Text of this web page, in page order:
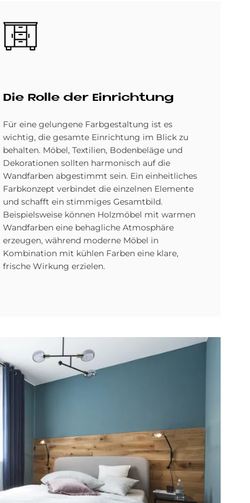
Bild
Die Rol­le der Ein­rich­tung
Für eine gelungene Farbgestaltung ist es
wichtig, die gesamte Einrichtung im Blick zu
behalten. Möbel, Textilien, Bodenbeläge und
Dekorationen sollten harmonisch auf die
Wandfarben abgestimmt sein. Ein einheitliches
Farbkonzept verbindet die einzelnen Elemente
und schafft ein stimmiges Gesamtbild.
Beispielsweise können Holzmöbel mit warmen
Wandfarben eine behagliche Atmosphäre
erzeugen, während moderne Möbel in
Kombination mit kühlen Farben eine klare,
frische Wirkung erzielen.